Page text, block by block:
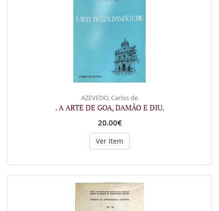
AZEVEDO, Carlos de
. A ARTE DE GOA, DAMÃO E DIU.
20.00€
Ver Item